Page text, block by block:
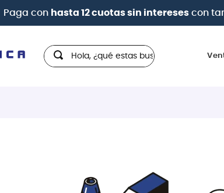
Paga con hasta 12 cuotas sin interesescon
Hola, ¿qué estas buscando?